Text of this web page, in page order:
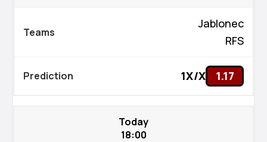
Jablonec
RFS
1X/X 1.17
Today
18:00